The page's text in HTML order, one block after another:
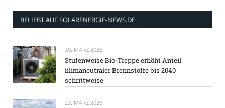
BELIEBT AUF SOLARENERGIE-NEWS.DE
30. MÄRZ 2026
Stufenweise Bio-Treppe erhöht Anteil
klimaneutraler Brennstoffe bis 2040
schrittweise
23. MÄRZ 2026